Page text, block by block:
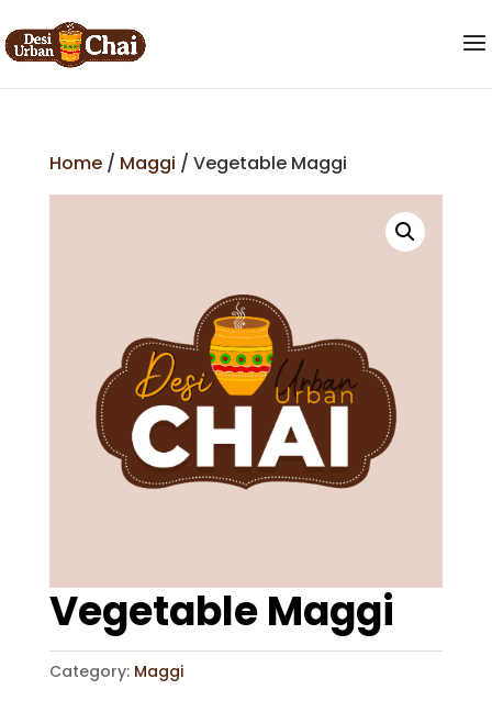
Home/ Maggi / Vegetable Maggi
Vegetable Maggi
Category: Maggi